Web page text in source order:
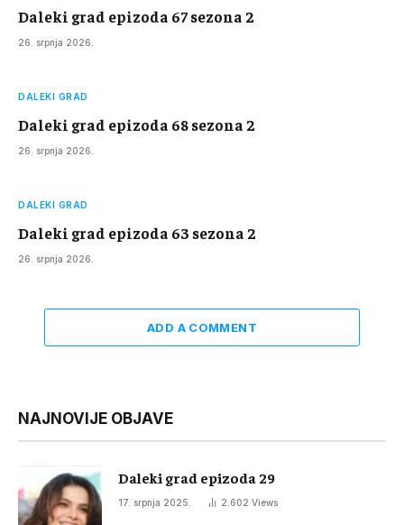
Daleki grad epizoda 67 sezona 2
26. srpnja 2026.
DALEKI GRAD
Daleki grad epizoda 68 sezona 2
26. srpnja 2026.
DALEKI GRAD
Daleki grad epizoda 63 sezona 2
26. srpnja 2026.
ADD A COMMENT
NAJNOVIJE OBJAVE
Daleki grad epizoda 29
17. srpnja 2025. 2.602 Views